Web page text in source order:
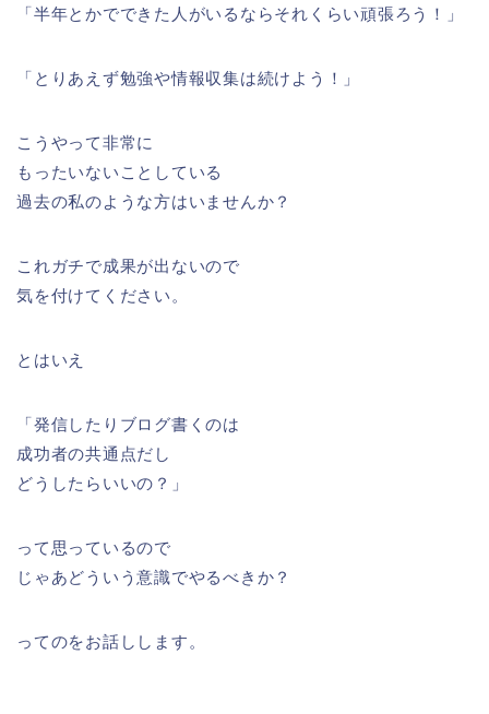
「半年とかでできた人がいるならそれくらい頑張ろう！」
「とりあえず勉強や情報収集は続けよう！」
こうやって非常に
もったいないことしている
過去の私のような方はいませんか？
これガチで成果が出ないので
気を付けてください。
とはいえ
「発信したりブログ書くのは
成功者の共通点だし
どうしたらいいの？」
って思っているので
じゃあどういう意識でやるべきか？
ってのをお話しします。